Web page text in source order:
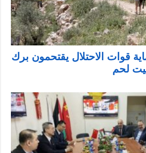
قوات الاحتلال يقتحمون برك
لحم